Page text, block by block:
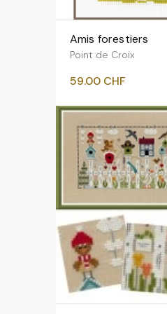
VOIR
Amis forestiers
Point de Croix
59.00 CHF